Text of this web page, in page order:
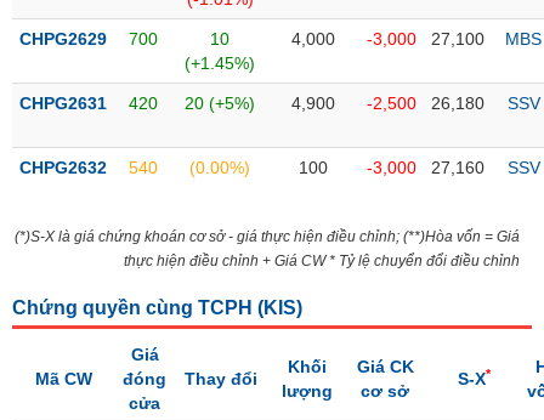
CHPG2629 700
10
(+1.45%)
4,000 -3,000 27,100 MBS
CHPG2631 420 20 (+5%) 4,900 -2,500 26,180 SSV
CHPG2632 540 (0.00%) 100 -3,000 27,160 SSV
(*)S-X là giá chứng khoán cơ sở - giá thực hiện điều chỉnh; (**)Hòa vốn = Giá
thực hiện điều chỉnh + Giá CW * Tỷ lệ chuyển đổi điều chỉnh
Chứng quyền cùng TCPH (KIS)
Mã CW
Giá
đóng
cửa
Thay đổi
Khối
lượng
Giá CK
cơ sở
S-X*
SỨC
TÀI
CÔNG
THÔNG